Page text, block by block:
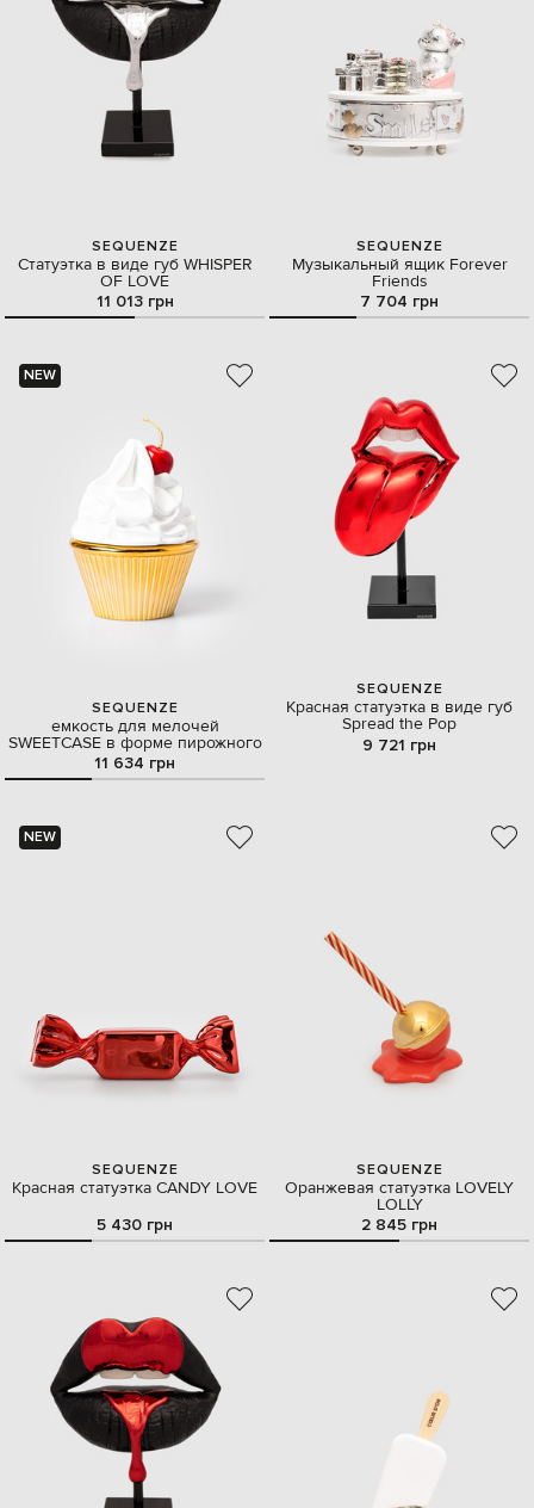
SEQUENZE
Cтатуэтка в виде губ WHISPER
OF LOVE
11 013 грн
SEQUENZE
Музыкальный ящик Forever
Friends
7 704 грн
NEW
SEQUENZE
емкость для мелочей
SWEETCASE в форме пирожного
11 634 грн
SEQUENZE
Красная статуэтка в виде губ
Spread the Pop
9 721 грн
NEW
SEQUENZE
Красная статуэтка CANDY LOVE
5 430 грн
SEQUENZE
Оранжевая статуэтка LOVELY
LOLLY
2 845 грн